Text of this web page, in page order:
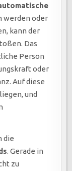
werden oder
kann der
Das
Person
oder
Auf diese
und
die
. Gerade in
zu